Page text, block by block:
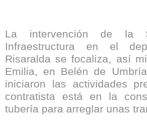
La intervención de la
Infraestructura en el
Risaralda se focaliza, así
Emilia, en Belén de
iniciaron las actividades
contratista está en la
tubería para arreglar unas